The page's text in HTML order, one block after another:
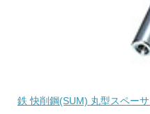
鉄 快削鋼(SUM) 丸型スペー